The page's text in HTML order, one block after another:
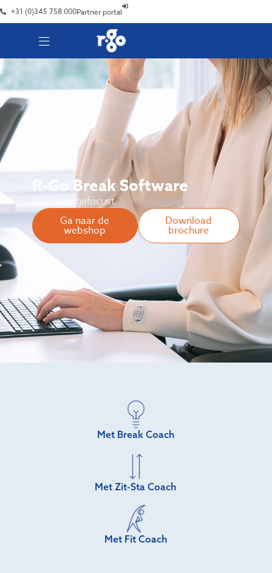
+31 (0)345 758 000Partner portal
R-Go Break Software
Blijf fit en gefocust
Ga naar de
webshop
Download
brochure
Met Break Coach
Met Zit-Sta Coach
Met Fit Coach